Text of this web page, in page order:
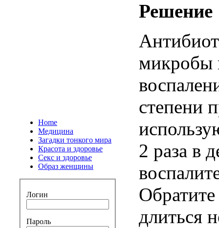
Home
Медицина
Загадки тонкого мира
Красота и здоровье
Секс и здоровье
Образ женщины
Логин
Пароль
Решение
микробы
степени
2 раза в
Обратите
длиться